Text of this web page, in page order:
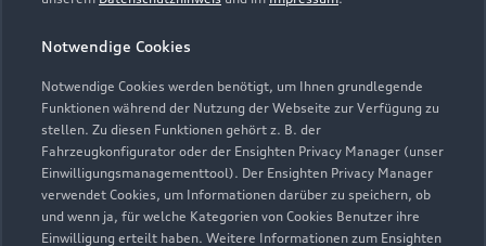
Notwendige Cookies
Notwendige Cookies werden benötigt, um Ihnen grundlegende
Funktionen während der Nutzung der Webseite zur Verfügung zu
stellen. Zu diesen Funktionen gehört z. B. der
Fahrzeugkonfigurator oder der Ensighten Privacy Manager (unser
Einwilligungsmanagementtool). Der Ensighten Privacy Manager
verwendet Cookies, um Informationen darüber zu speichern, ob
und wenn ja, für welche Kategorien von Cookies Benutzer ihre
Einwilligung erteilt haben. Weitere Informationen zum Ensighten
Ersatzteileverkauf/Lager
Geöffnet bis16:00
Zurück nach oben